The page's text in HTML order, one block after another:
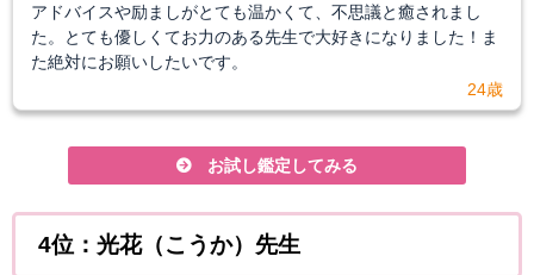
アドバイスや励ましがとても温かくて、不思議と癒されまし
た。とても優しくてお力のある先生で大好きになりました！ま
た絶対にお願いしたいです。
24歳
お試し鑑定してみる
4位：光花（こうか）先生